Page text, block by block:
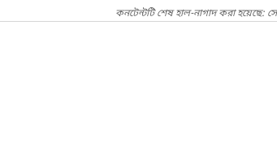
কনটেন্টটি শেষ হাল-নাগাদ করা